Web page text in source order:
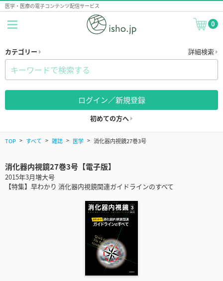
医学・医療の電子コンテンツ配信サービス
0
カテゴリー 詳細検索
ログイン／新規登録
初めての方へ
TOP すべて 雑誌 医学 消化器内視鏡27巻3号
消化器内視鏡27巻3号【電子版】
2015年3月増大号
【特集】早わかり 消化器内視鏡関連ガイドラインのすべて